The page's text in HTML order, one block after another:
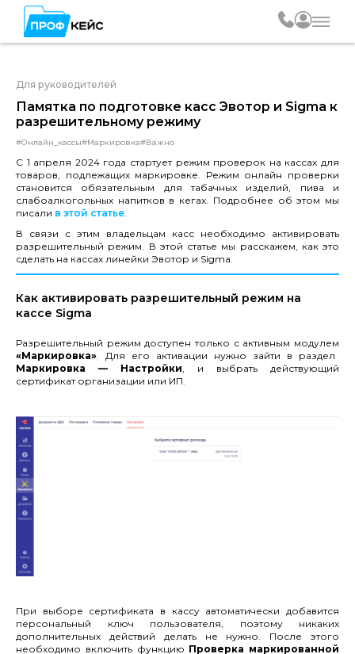
Для руководителей
Памятка по подготовке касс Эвотор и Sigma к
разрешительному режиму
#Онлайн_кассы#Маркировка#Важно
С 1 апреля 2024 года стартует режим проверок на кассах для
товаров, подлежащих маркировке. Режим онлайн проверки
становится обязательным для табачных изделий, пива и
слабоалкогольных напитков в кегах. Подробнее об этом мы
писали в этой статье.
В связи с этим владельцам касс необходимо активировать
разрешительный режим. В этой статье мы расскажем, как это
сделать на кассах линейки Эвотор и Sigma.
Как активировать разрешительный режим на
кассе Sigma
Разрешительный режим доступен только с активным модулем
«Маркировка». Для его активации нужно зайти в раздел
Маркировка — Настройки, и выбрать действующий
сертификат организации или ИП.
При выборе сертификата в кассу автоматически добавится
персональный ключ пользователя, поэтому никаких
дополнительных действий делать не нужно. После этого
необходимо включить функцию Проверка маркированной